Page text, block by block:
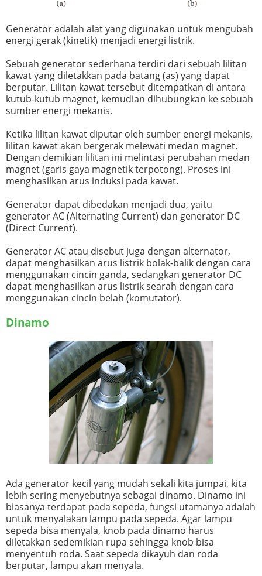
Generator adalah alat yang digunakan untuk mengubah
energi gerak (kinetik) menjadi energi listrik.
Sebuah generator sederhana terdiri dari sebuah lilitan
kawat yang diletakkan pada batang (as) yang dapat
berputar. Lilitan kawat tersebut ditempatkan di antara
kutub-kutub magnet, kemudian dihubungkan ke sebuah
sumber energi mekanis.
Ketika lilitan kawat diputar oleh sumber energi mekanis,
lilitan kawat akan bergerak melewati medan magnet.
Dengan demikian lilitan ini melintasi perubahan medan
magnet (garis gaya magnetik terpotong). Proses ini
menghasilkan arus induksi pada kawat.
Generator dapat dibedakan menjadi dua, yaitu
generator AC (Alternating Current) dan generator DC
(Direct Current).
Generator AC atau disebut juga dengan alternator,
dapat menghasilkan arus listrik bolak-balik dengan cara
menggunakan cincin ganda, sedangkan generator DC
dapat menghasilkan arus listrik searah dengan cara
menggunakan cincin belah (komutator).
Dinamo
Ada generator kecil yang mudah sekali kita jumpai, kita
lebih sering menyebutnya sebagai dinamo. Dinamo ini
biasanya terdapat pada sepeda, fungsi utamanya adalah
untuk menyalakan lampu pada sepeda. Agar lampu
sepeda bisa menyala, knob pada dinamo harus
diletakkan sedemikian rupa sehingga knob bisa
menyentuh roda. Saat sepeda dikayuh dan roda
berputar, lampu akan menyala.